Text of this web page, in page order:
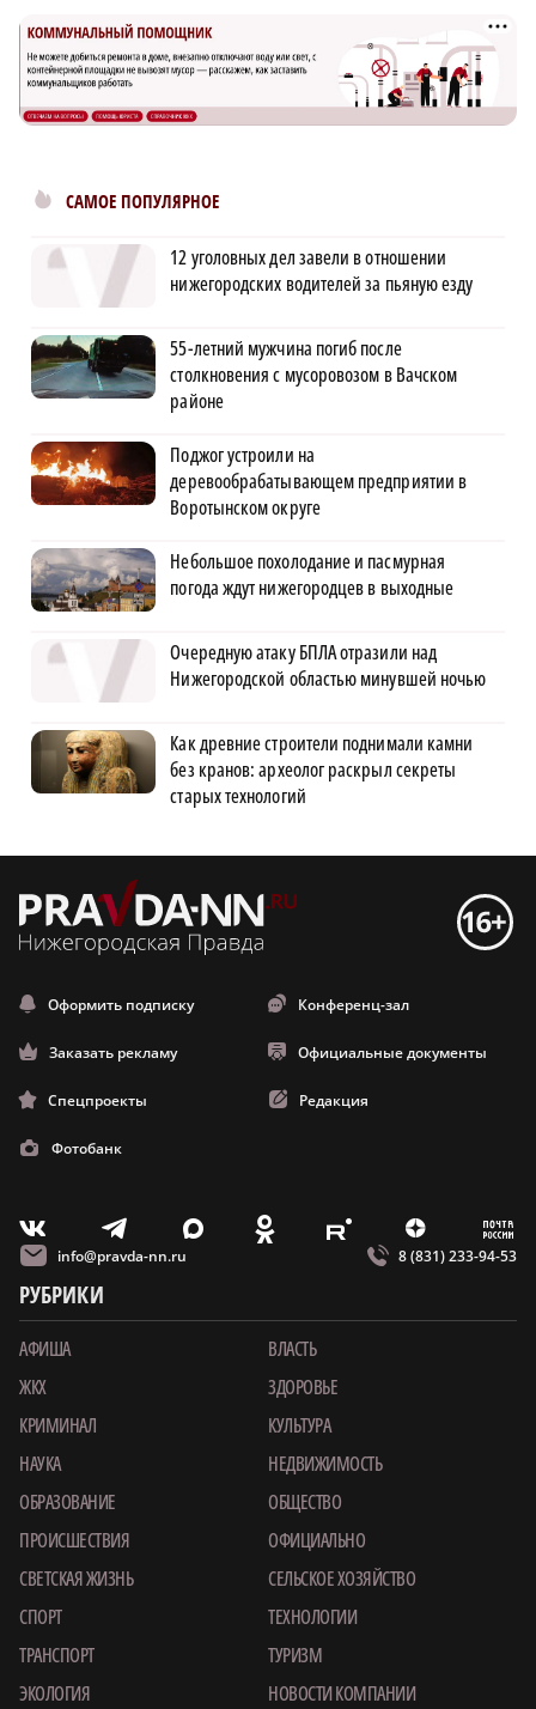
САМОЕ ПОПУЛЯРНОЕ
12 уголовных дел завели в отношении
нижегородских водителей за пьяную езду
55-летний мужчина погиб после
столкновения с мусоровозом в Вачском
районе
Поджог устроили на
деревообрабатывающем предприятии в
Воротынском округе
Небольшое похолодание и пасмурная
погода ждут нижегородцев в выходные
Очередную атаку БПЛА отразили над
Нижегородской областью минувшей ночью
Как древние строители поднимали камни
без кранов: археолог раскрыл секреты
старых технологий
Оформить подписку Конференц-зал
Заказать рекламу Официальные документы
Спецпроекты Редакция
Фотобанк
V T X O E Z m
info@pravda-nn.ru 8 (831) 233-94-53
РУБРИКИ
АФИША
ВЛАСТЬ
ЖКХ
ЗДОРОВЬЕ
КРИМИНАЛ
КУЛЬТУРА
НАУКА
НЕДВИЖИМОСТЬ
ОБРАЗОВАНИЕ
ОБЩЕСТВО
ПРОИСШЕСТВИЯ
ОФИЦИАЛЬНО
СВЕТСКАЯ ЖИЗНЬ
СЕЛЬСКОЕ ХОЗЯЙСТВО
СПОРТ
ТЕХНОЛОГИИ
ТРАНСПОРТ
ТУРИЗМ
ЭКОЛОГИЯ
НОВОСТИ КОМПАНИИ